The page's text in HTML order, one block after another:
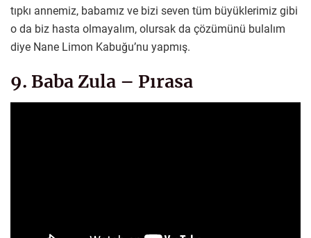
tıpkı annemiz, babamız ve bizi seven tüm büyüklerimiz gibi
o da biz hasta olmayalım, olursak da çözümünü bulalım
diye Nane Limon Kabuğu’nu yapmış.
9. Baba Zula – Pırasa